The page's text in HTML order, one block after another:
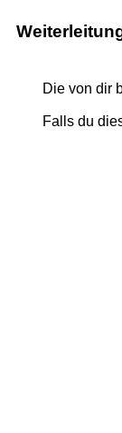
Die von dir
Falls du